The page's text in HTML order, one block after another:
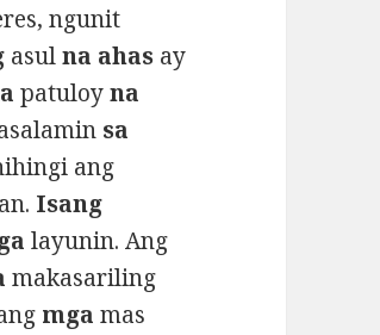
ngunit
asulna ahas ay
patuloyna
sa
ang
Isang
layunin. Ang
makasariling
mga mas